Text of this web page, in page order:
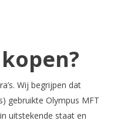
Wij begrijpen dat
gebruikte Olympus MFT
uitstekende staat en